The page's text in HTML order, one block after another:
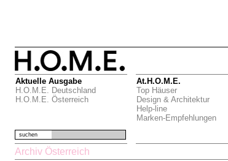
Aktuelle Ausgabe
H.O.M.E. Deutschland
H.O.M.E. Österreich
At.H.O.M.E.
Top Häuser
Design & Architektur
Help-line
Marken-Empfehlungen
suchen
Archiv Österreich